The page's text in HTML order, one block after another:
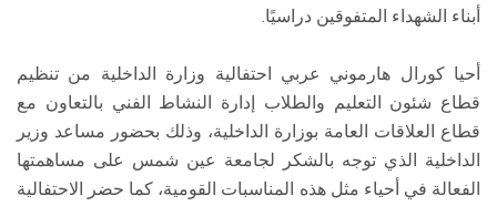
أبناء الشهداء المتفوقين دراسيًا.
أحيا كورال هارموني عربي احتفالية وزارة الداخلية من تنظيم
قطاع شئون التعليم والطلاب إدارة النشاط الفني بالتعاون مع
قطاع العلاقات العامة بوزارة الداخلية، وذلك بحضور مساعد وزير
الداخلية الذي توجه بالشكر لجامعة عين شمس على مساهمتها
الفعالة في أحياء مثل هذه المناسبات القومية، كما حضر الاحتفالية